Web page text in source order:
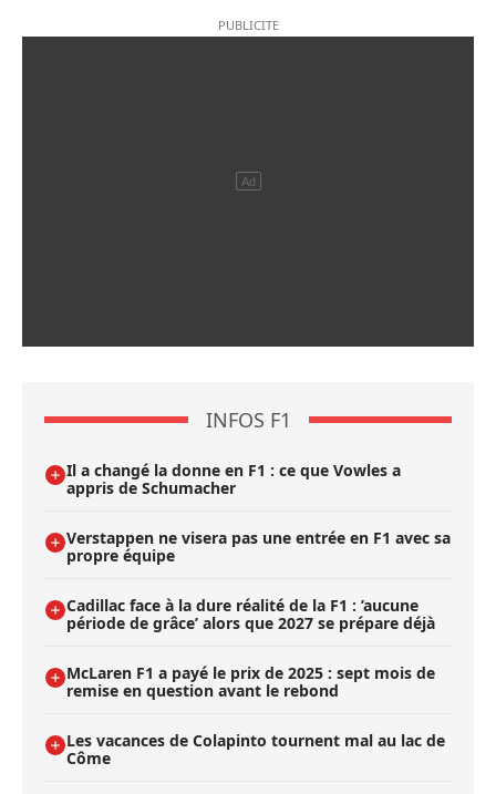
INFOS F1
Il a changé la donne en F1 : ce que Vowles a
appris de Schumacher
Verstappen ne visera pas une entrée en F1 avec sa
propre équipe
Cadillac face à la dure réalité de la F1 : ’aucune
période de grâce’ alors que 2027 se prépare déjà
McLaren F1 a payé le prix de 2025 : sept mois de
remise en question avant le rebond
Les vacances de Colapinto tournent mal au lac de
Côme